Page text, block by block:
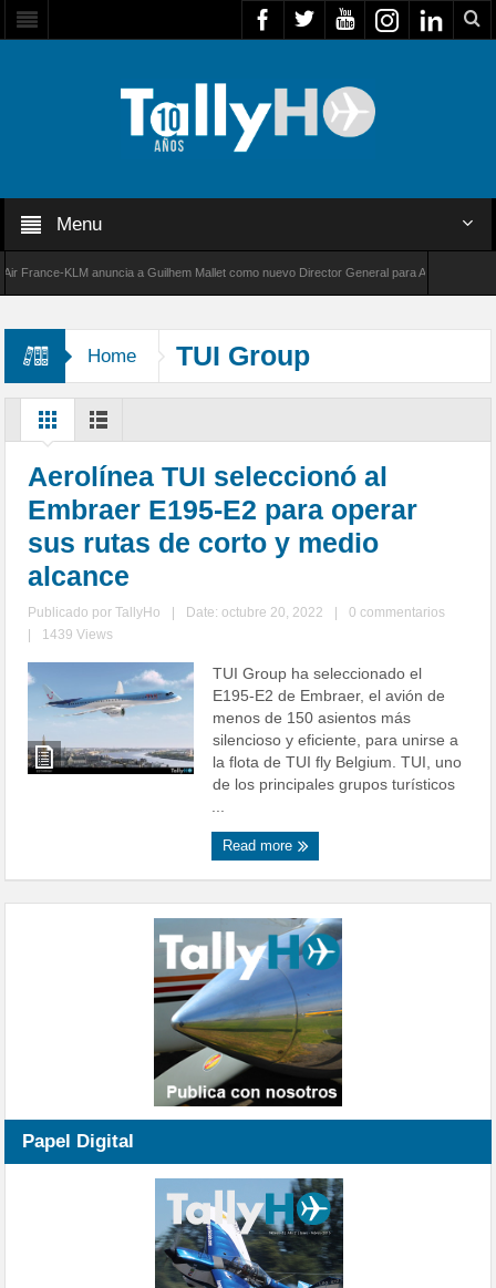
Menu
KLM anuncia a Guilhem Mallet como nuevo Director General para América Latina
Home TUI Group
Aerolínea TUI seleccionó al
Embraer E195-E2 para operar
sus rutas de corto y medio
alcance
Publicado porTallyHo Date: octubre 20, 2022
0 commentarios
1439 Views
TUI Group ha seleccionado el
E195-E2 de Embraer, el avión de
menos de 150 asientos más
silencioso y eficiente, para unirse a
la flota de TUI fly Belgium. TUI, uno
de los principales grupos turísticos
...
Read more
Papel Digital